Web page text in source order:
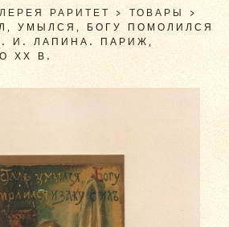
РАРИТЕТ >ТОВАРЫ>
УМЫЛСЯ, БОГУ ПОМОЛИЛСЯ
И. ЛАПИНА. ПАРИЖ,
ХХ В.